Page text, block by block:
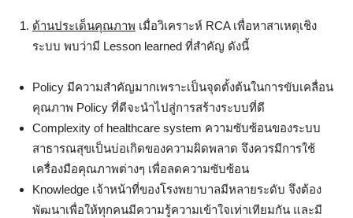
ด้านประเด็นคุณภาพ เมื่อวิเคราะห์ RCA เพื่อหาสาเหตุเชิง
ระบบ พบว่ามี Lesson learned ที่สำคัญ ดังนี้
Policy มีความสำคัญมากเพราะเป็นจุดตั้งต้นในการขับเคลื่อน
คุณภาพ Policy ที่ดีจะนำไปสู่การสร้างระบบที่ดี
Complexity of healthcare system ความซับซ้อนของระบบ
สาธารณสุขเป็นบ่อเกิดของความผิดพลาด จึงควรมีการใช้
เครื่องมือคุณภาพต่างๆ เพื่อลดความซับซ้อน
Knowledge เจ้าหน้าที่ของโรงพยาบาลมีหลายระดับ จึงต้อง
พัฒนาเพื่อให้ทุกคนมีความรู้ความเข้าใจเท่าเทียมกัน และมี